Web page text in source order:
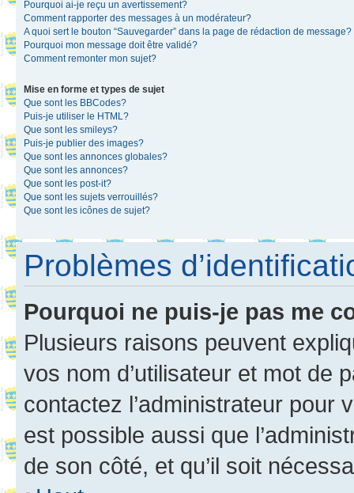
Pourquoi ai-je reçu un avertissement?
Comment rapporter des messages à un modérateur?
A quoi sert le bouton “Sauvegarder” dans la page de rédaction de message?
Pourquoi mon message doit être validé?
Comment remonter mon sujet?
Mise en forme et types de sujet
Que sont les BBCodes?
Puis-je utiliser le HTML?
Que sont les smileys?
Puis-je publier des images?
Que sont les annonces globales?
Que sont les annonces?
Que sont les post-it?
Que sont les sujets verrouillés?
Que sont les icônes de sujet?
Problèmes
Pourquoi ne puis-je pas me
Plusieurs raisons peuvent
vos nom d’utilisateur et mot de
contactez l’administrateur pour
est possible aussi que
de son côté, et qu’il soit